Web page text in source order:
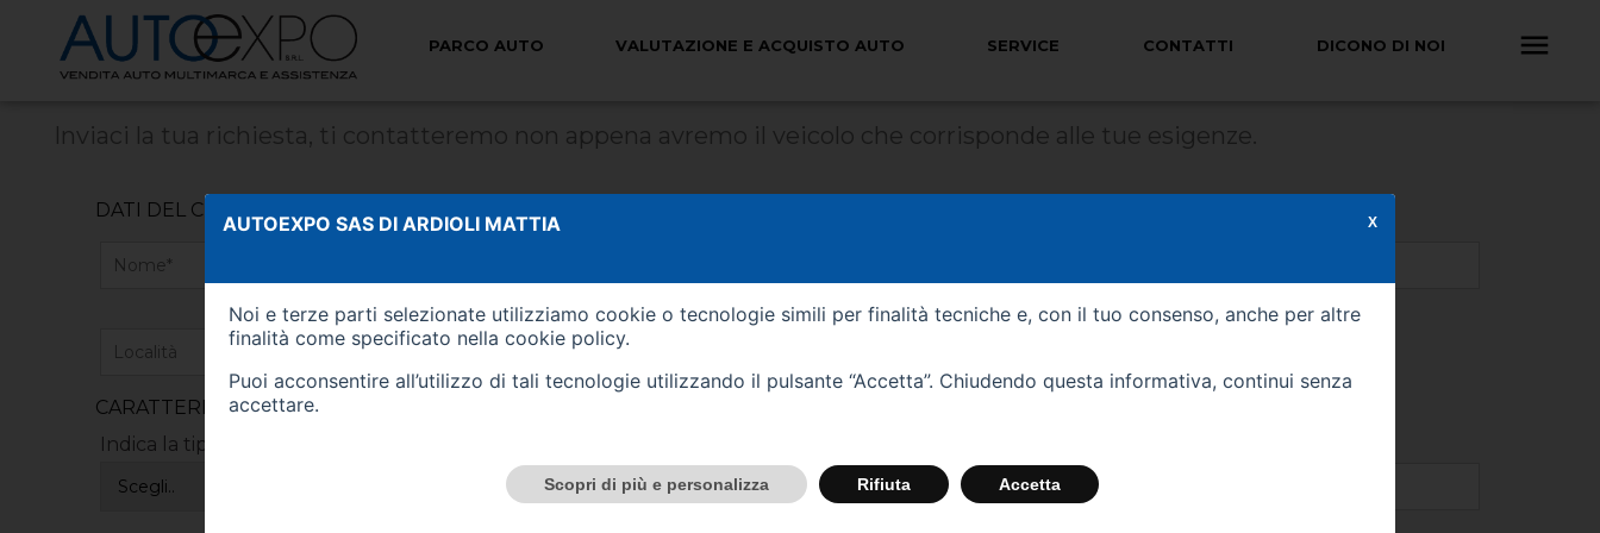
PARCO AUTO VALUTAZIONE E ACQUISTO AUTO SERVICE CONTATTI DICONO DI NOI
NON HAI TROVATO IL VEICOLO CHE STAVI CERCANDO?
Inviaci la tua richiesta, ti contatteremo non appena avremo il veicolo che corrisponde alle tue esigenze.
DATI DEL CLIENTE
CARATTERISTICHE DEL VEICOLO RICERCATO
Indica la tipologia di veicolo
AUTOEXPO SAS DI ARDIOLI MATTIA
Noi e terze parti selezionate utilizziamo cookie o tecnologie simili per finalità tecniche e, con il tuo consenso, anche per altre
finalità come specificato nella cookie policy.
Puoi acconsentire all’utilizzo di tali tecnologie utilizzando il pulsante “Accetta”. Chiudendo questa informativa, continui senza
accettare.
Scopri di più e personalizza Rifiuta Accetta
X